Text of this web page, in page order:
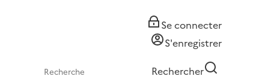
Se connecter
S'enregistrer
Rechercher